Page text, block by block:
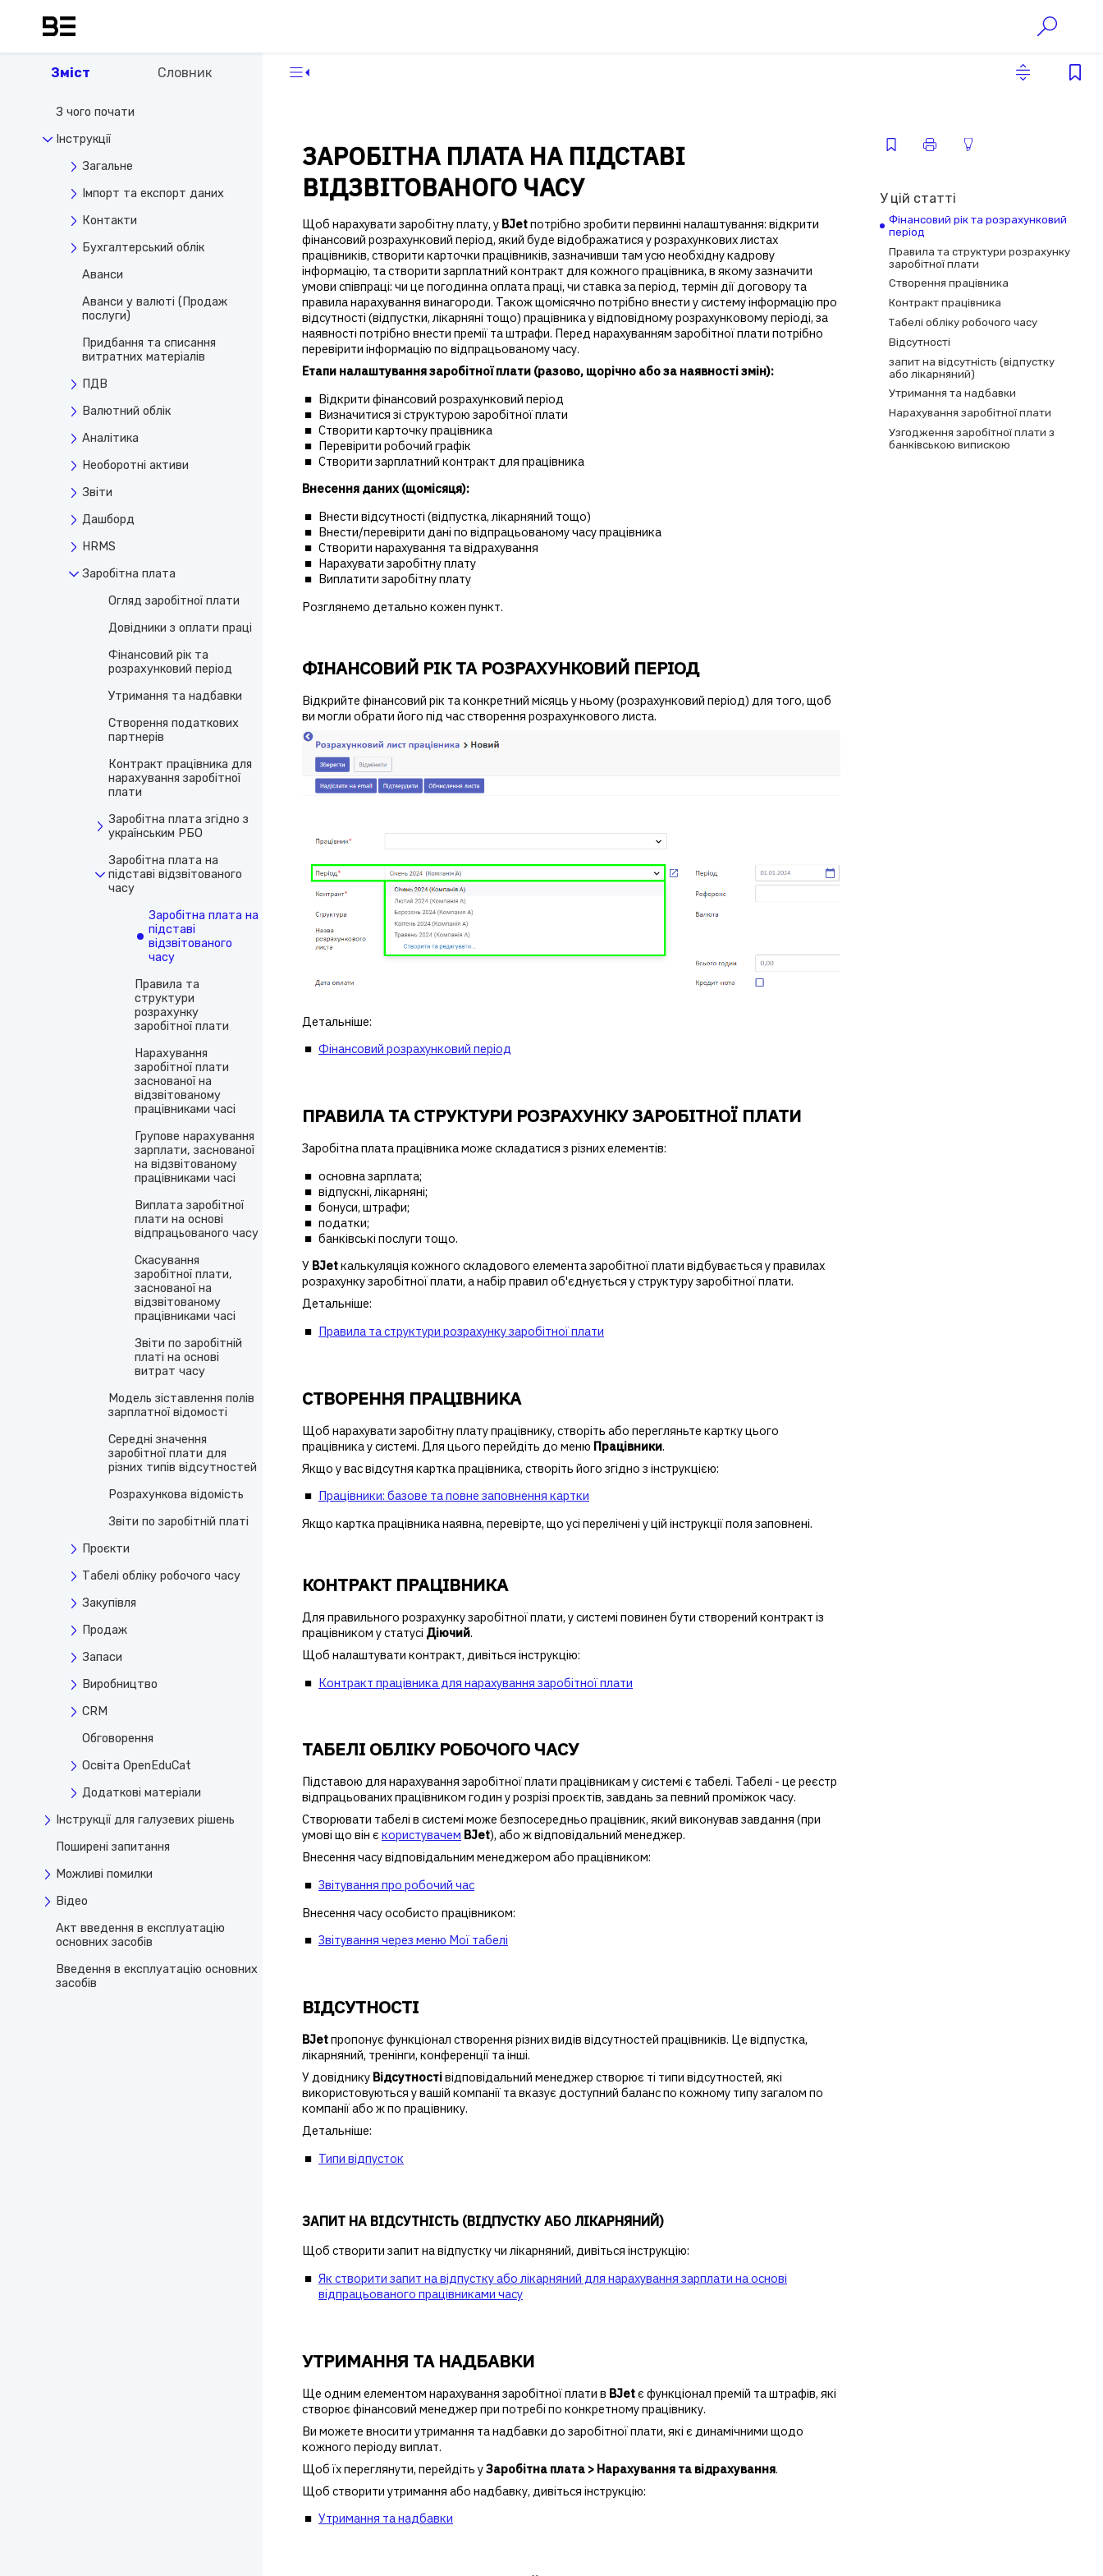
Зміст Словник
З чого почати
Інструкції
Загальне
Імпорт та експорт даних
Контакти
Бухгалтерський облік
Аванси
Аванси у валюті (Продаж
послуги)
Придбання та списання
витратних матеріалів
ПДВ
Валютний облік
Аналітика
Необоротні активи
Звіти
Дашборд
HRMS
Заробітна плата
Огляд заробітної плати
Довідники з оплати праці
Фінансовий рік та
розрахунковий період
Утримання та надбавки
Створення податкових
партнерів
Контракт працівника для
нарахування заробітної
плати
Заробітна плата згідно з
українським РБО
Заробітна плата на
підставі відзвітованого
часу
Заробітна плата на
підставі
відзвітованого
часу
Правила та
структури
розрахунку
заробітної плати
Нарахування
заробітної плати
заснованої на
відзвітованому
працівниками часі
Групове нарахування
зарплати, заснованої
на відзвітованому
працівниками часі
Виплата заробітної
плати на основі
відпрацьованого часу
Скасування
заробітної плати,
заснованої на
відзвітованому
працівниками часі
Звіти по заробітній
платі на основі
витрат часу
Модель зіставлення полів
зарплатної відомості
Середні значення
заробітної плати для
різних типів відсутностей
Розрахункова відомість
Звіти по заробітній платі
Проєкти
Табелі обліку робочого часу
Закупівля
Продаж
Запаси
Виробництво
CRM
Обговорення
Освіта OpenEduCat
Додаткові матеріали
Інструкції для галузевих рішень
Поширені запитання
Можливі помилки
Відео
Акт введення в експлуатацію
основних засобів
Введення в експлуатацію основних
засобів
ЗАРОБІТНА ПЛАТА НА ПІДСТАВІ
ВІДЗВІТОВАНОГО ЧАСУ
Щоб нарахувати заробітну плату, у BJetпотрібно зробити первинні налаштування: відкрити
фінансовий розрахунковий період, який буде відображатися у розрахункових листах
працівників, створити карточки працівників, зазначивши там усю необхідну кадрову
інформацію, та створити зарплатний контракт для кожного працівника, в якому зазначити
умови співпраці: чи це погодинна оплата праці, чи ставка за період, термін дії договору та
правила нарахування винагороди. Також щомісячно потрібно внести у систему інформацію про
відсутності (відпустки, лікарняні тощо) працівника у відповідному розрахунковому періоді, за
наявності потрібно внести премії та штрафи. Перед нарахуванням заробітної плати потрібно
перевірити інформацію по відпрацьованому часу.
Етапи налаштування заробітної плати (разово, щорічно або за наявності змін):
Відкрити фінансовий розрахунковий період
Визначитися зі структурою заробітної плати
Створити карточку працівника
Перевірити робочий графік
Створити зарплатний контракт для працівника
Внесення даних (щомісяця):
Внести відсутності (відпустка, лікарняний тощо)
Внести/перевірити дані по відпрацьованому часу працівника
Створити нарахування та відрахування
Нарахувати заробітну плату
Виплатити заробітну плату
Розглянемо детально кожен пункт.
ФІНАНСОВИЙ РІК ТА РОЗРАХУНКОВИЙ ПЕРІОД
Відкрийте фінансовий рік та конкретний місяць у ньому (розрахунковий період) для того, щоб
ви могли обрати його під час створення розрахункового листа.
Детальніше:
Фінансовий розрахунковий період
ПРАВИЛА ТА СТРУКТУРИ РОЗРАХУНКУ ЗАРОБІТНОЇ ПЛАТИ
Заробітна плата працівника може складатися з різних елементів:
основна зарплата;
відпускні, лікарняні;
бонуси, штрафи;
податки;
банківські послуги тощо.
У BJetкалькуляція кожного складового елемента заробітної плати відбувається у правилах
розрахунку заробітної плати, а набір правил об'єднується у структуру заробітної плати.
Детальніше:
Правила та структури розрахунку заробітної плати
СТВОРЕННЯ ПРАЦІВНИКА
Щоб нарахувати заробітну плату працівнику, створіть або перегляньте картку цього
працівника у системі. Для цього перейдіть до меню Працівники.
Якщо у вас відсутня картка працівника, створіть його згідно з інструкцією:
Працівники: базове та повне заповнення картки
Якщо картка працівника наявна, перевірте, що усі перелічені у цій інструкції поля заповнені.
КОНТРАКТ ПРАЦІВНИКА
Для правильного розрахунку заробітної плати, у системі повинен бути створений контракт із
працівником у статусі Діючий.
Щоб налаштувати контракт, дивіться інструкцію:
Контракт працівника для нарахування заробітної плати
ТАБЕЛІ ОБЛІКУ РОБОЧОГО ЧАСУ
Підставою для нарахування заробітної плати працівникам у системі є табелі. Табелі - це реєстр
відпрацьованих працівником годин у розрізі проєктів, завдань за певний проміжок часу.
Створювати табелі в системі може безпосередньо працівник, який виконував завдання (при
умові що він є користувачем BJet), або ж відповідальний менеджер.
Внесення часу відповідальним менеджером або працівником:
Звітування про робочий час
Внесення часу особисто працівником:
Звітування через меню Мої табелі
ВІДСУТНОСТІ
BJetпропонує функціонал створення різних видів відсутностей працівників. Це відпустка,
лікарняний, тренінги, конференції та інші.
У довіднику Відсутностівідповідальний менеджер створює ті типи відсутностей, які
використовуються у вашій компанії та вказує доступний баланс по кожному типу загалом по
компанії або ж по працівнику.
Детальніше:
Типи відпусток
ЗАПИТ НА ВІДСУТНІСТЬ (ВІДПУСТКУ АБО ЛІКАРНЯНИЙ)
Щоб створити запит на відпустку чи лікарняний, дивіться інструкцію:
Як створити запит на відпустку або лікарняний для нарахування зарплати на основі
відпрацьованого працівниками часу
УТРИМАННЯ ТА НАДБАВКИ
Ще одним елементом нарахування заробітної плати в BJetє функціонал премій та штрафів, які
створює фінансовий менеджер при потребі по конкретному працівнику.
Ви можете вносити утримання та надбавки до заробітної плати, які є динамічними щодо
кожного періоду виплат.
Щоб їх переглянути, перейдіть уЗаробітна плата > Нарахування та відрахування.
Щоб створити утримання або надбавку, дивіться інструкцію:
Утримання та надбавки
У цій статті
Фінансовий рік та розрахунковий
період
Правила та структури розрахунку
заробітної плати
Створення працівника
Контракт працівника
Табелі обліку робочого часу
Відсутності
запит на відсутність (відпустку
або лікарняний)
Утримання та надбавки
Нарахування заробітної плати
Узгодження заробітної плати з
банківською випискою